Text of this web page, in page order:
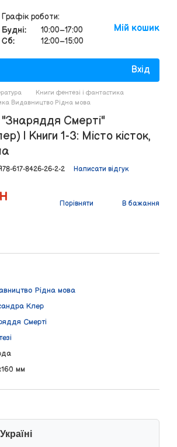
Графік роботи:
Будні:
10:00–17:00
Сб:
12:00–15:00
Мій кошик
Вхід
Книги фентезі і фантастика
Видавництво Рiдна мова
"Знаряддя Смерті"
| Книги 1-3: Місто кісток,
617-8426-26-2-2 Написати відгук
Порівняти В бажання
Рiдна мова
Клер
Смерті
мм